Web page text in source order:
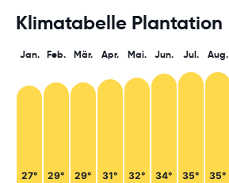
Klimatabelle Plantation
Jan.
27°
Feb.
29°
Mär.
29°
Apr.
31°
Mai.
32°
Jun.
34°
Jul.
35°
Aug.
35°